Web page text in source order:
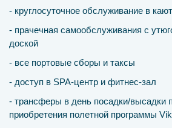
- круглосуточное обслуживание в
- прачечная самообслуживания с
доской
- все портовые сборы и таксы
- доступ в SPA-центр и фитнес-зал
- трансферы в день посадки/высадки
приобретения полетной программы